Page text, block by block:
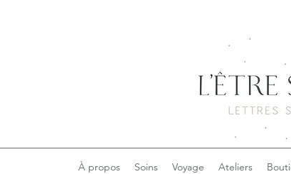
À propos Soins Voyage Ateliers